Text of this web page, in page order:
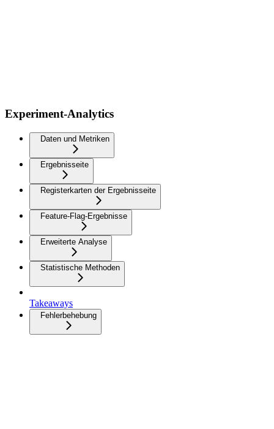
Experiment-Analytics
Daten und Metriken
Ergebnisseite
Registerkarten der Ergebnisseite
Feature-Flag-Ergebnisse
Erweiterte Analyse
Statistische Methoden
Takeaways
Fehlerbehebung